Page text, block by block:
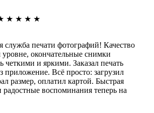
★ ★ ★ ★
служба печати фотографий! Качество
окончательные снимки
четкими и яркими. Заказал печать
приложение. Всё просто: загрузил
размер, оплатил картой. Быстрая
радостные воспоминания теперь на